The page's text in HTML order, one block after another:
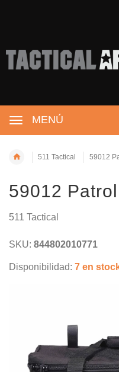
MENÚ
511 Tactical 59012
59012
511 Tactical
SKU: 844802010771
Disponibilidad: 7 en